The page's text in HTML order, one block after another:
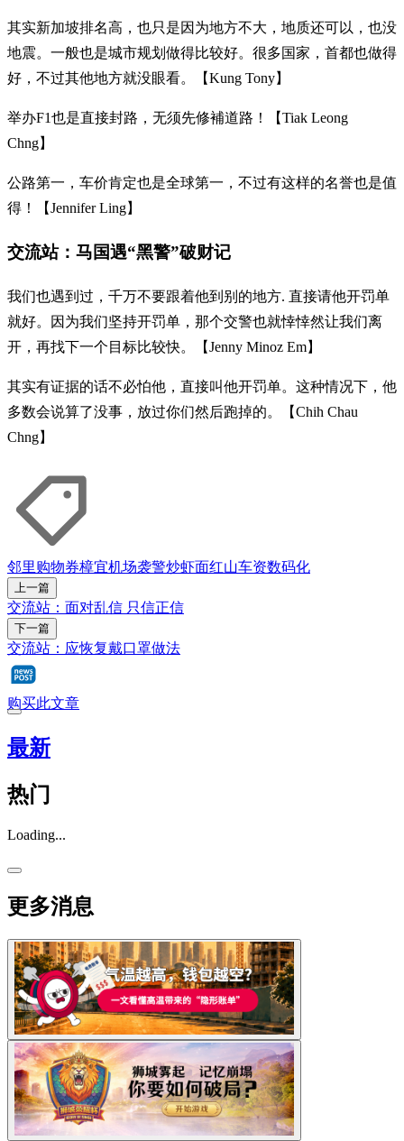
其实新加坡排名高，也只是因为地方不大，地质还可以，也没
地震。一般也是城市规划做得比较好。很多国家，首都也做得
好，不过其他地方就没眼看。【Kung Tony】
举办F1也是直接封路，无须先修補道路！【Tiak Leong
Chng】
公路第一，车价肯定也是全球第一，不过有这样的名誉也是值
得！【Jennifer Ling】
交流站：马国遇“黑警”破财记
我们也遇到过，千万不要跟着他到别的地方. 直接请他开罚单
就好。因为我们坚持开罚单，那个交警也就悻悻然让我们离
开，再找下一个目标比较快。【Jenny Minoz Em】
其实有证据的话不必怕他，直接叫他开罚单。这种情况下，他
多数会说算了没事，放过你们然后跑掉的。【Chih Chau
Chng】
邻里购物券樟宜机场袭警炒虾面红山车资数码化
上一篇
交流站：面对乱信 只信正信
下一篇
交流站：应恢复戴口罩做法
购买此文章
最新
热门
Loading...
更多消息